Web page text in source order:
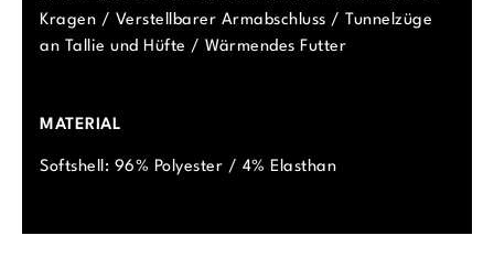
Kragen / Verstellbarer Armabschluss / Tunnelzüge
an Tallie und Hüfte / Wärmendes Futter
MATERIAL
Softshell: 96% Polyester / 4% Elasthan